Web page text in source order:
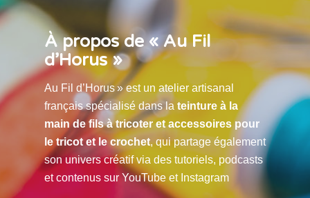
À propos de « Au Fil
d’Horus »
Au Fil d’Horus » est un atelier artisanal
français spécialisé dans la teinture à la
main de fils à tricoter et accessoires pour
le tricot et le crochet, qui partage également
son univers créatif via des tutoriels, podcasts
et contenus sur YouTube et Instagram